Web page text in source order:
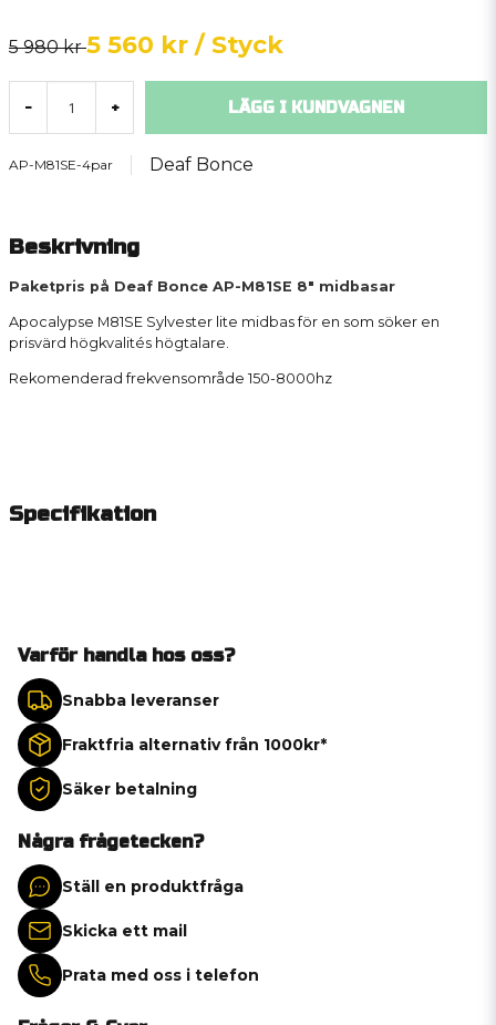
5 980 kr5 560 kr / Styck
- + LÄGG I KUNDVAGNEN
AP-M81SE-4par Deaf Bonce
Beskrivning
Paketpris på Deaf Bonce AP-M81SE 8" midbasar
Apocalypse M81SE Sylvester lite midbas för en som söker en
prisvärd högkvalités högtalare.
Rekomenderad frekvensområde 150-8000hz
Specifikation
Varför handla hos oss?
Snabba leveranser
Fraktfria alternativ från 1000kr*
Säker betalning
Några frågetecken?
Ställ en produktfråga
Skicka ett mail
Prata med oss i telefon